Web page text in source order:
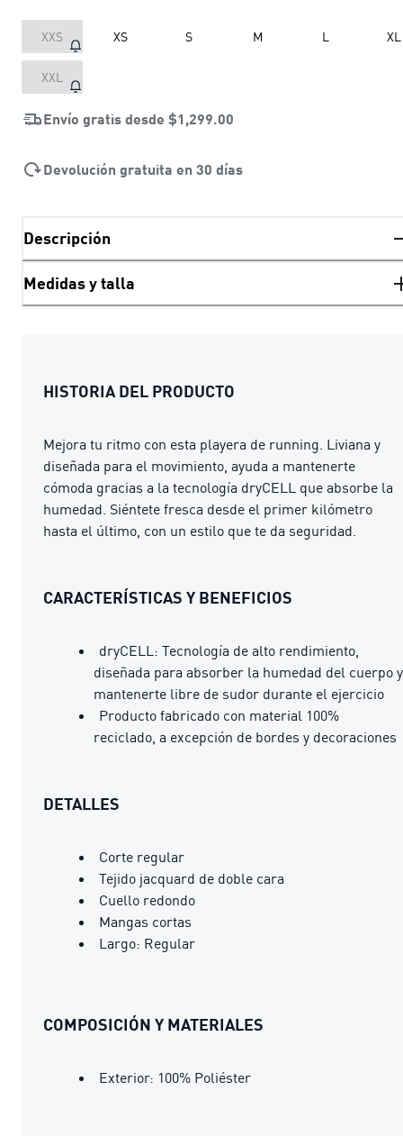
XXS XS S M L XL
XXL
Envío gratis desde $1,299.00
Devolución gratuita en 30 días
Descripción
Medidas y talla
HISTORIA DEL PRODUCTO
Mejora tu ritmo con esta playera de running. Liviana y
diseñada para el movimiento, ayuda a mantenerte
cómoda gracias a la tecnología dryCELL que absorbe la
humedad. Siéntete fresca desde el primer kilómetro
hasta el último, con un estilo que te da seguridad.
CARACTERÍSTICAS Y BENEFICIOS
dryCELL: Tecnología de alto rendimiento,
diseñada para absorber la humedad del cuerpo y
mantenerte libre de sudor durante el ejercicio
Producto fabricado con material 100%
reciclado, a excepción de bordes y decoraciones
DETALLES
Corte regular
Tejido jacquard de doble cara
Cuello redondo
Mangas cortas
Largo: Regular
COMPOSICIÓN Y MATERIALES
Exterior: 100% Poliéster